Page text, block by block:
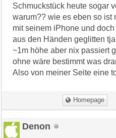
Schmuckstück heute sogar
warum?? wie es eben so ist
mit seinem iPhone und
aus den Händen geglitten
~1m höhe aber nix passiert
ohne wäre bestimmt was
Also von meiner Seite eine
Homepage
Denon